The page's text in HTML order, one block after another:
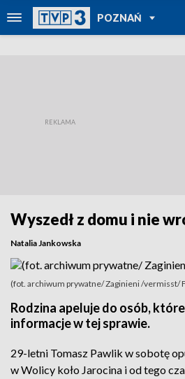
POZNAŃ
POWRÓT DO
TVP REGIONY
Wyszedł z domu i nie
Natalia Jankowska
(fot. archiwum prywatne/ Zaginieni /vermisst/
Rodzina apeluje do osób,
informacje w tej sprawie.
29-letni Tomasz Pawlik w sobotę
w Wolicy koło Jarocina i od tego